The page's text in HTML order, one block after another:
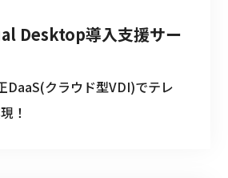
Desktop導入支援サー
クラウド型VDI)でテレ
！